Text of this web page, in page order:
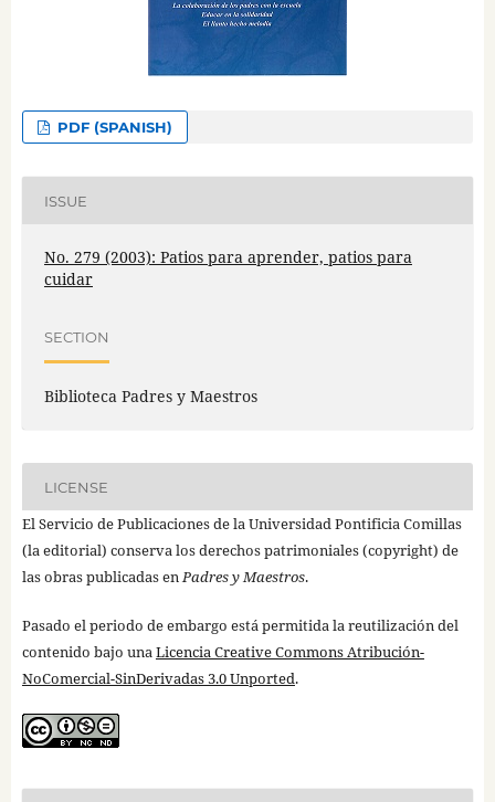
PDF (SPANISH)
ISSUE
No. 279 (2003): Patios para aprender, patios para
cuidar
SECTION
Biblioteca Padres y Maestros
LICENSE
El Servicio de Publicaciones de la Universidad Pontificia Comillas
(la editorial) conserva los derechos patrimoniales (copyright) de
las obras publicadas enPadres y Maestros.
Pasado el periodo de embargo está permitida la reutilización del
contenido bajo unaLicencia Creative Commons Atribución-
NoComercial-SinDerivadas 3.0 Unported.